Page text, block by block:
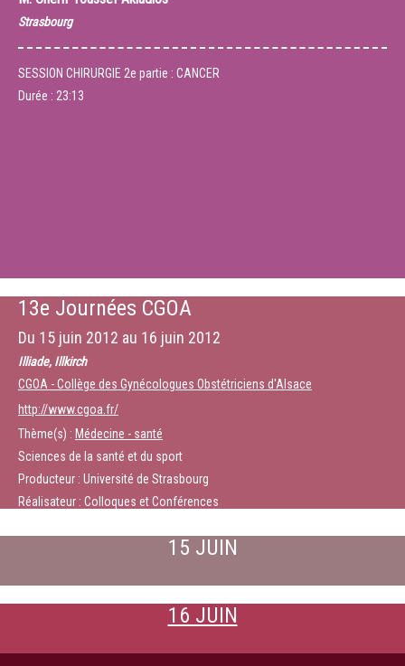
Strasbourg
SESSION CHIRURGIE 2e partie : CANCER
Durée : 23:13
13e Journées CGOA
Du 15 juin 2012 au 16 juin 2012
Illiade, Illkirch
CGOA - Collège des Gynécologues Obstétriciens d'Alsace
http://www.cgoa.fr/
Thème(s) : Médecine - santé
Sciences de la santé et du sport
Producteur : Université de Strasbourg
Réalisateur : Colloques et Conférences
15 JUIN
16 JUIN